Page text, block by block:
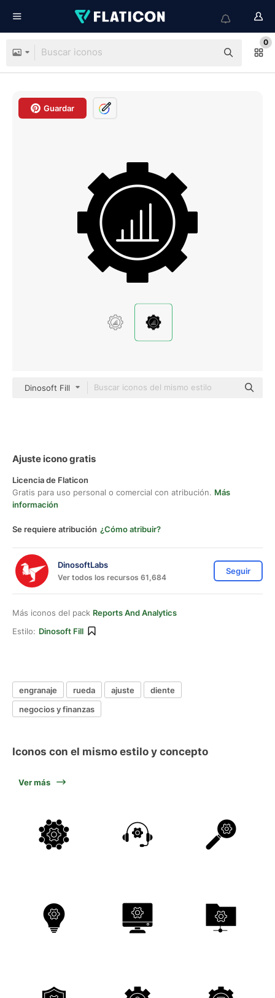
0
Guardar
Dinosoft Fill
Ajuste icono gratis
Licencia de Flaticon
Gratis para uso personal o comercial con atribución. Más
información
Se requiere atribución ¿Cómo atribuir?
DinosoftLabs
Ver todos los recursos 61,684
Seguir
Más iconos del pack Reports And Analytics
Estilo: Dinosoft Fill
engranaje rueda ajuste
diente
negocios y finanzas
Iconos con el mismo estilo y concepto
Ver más